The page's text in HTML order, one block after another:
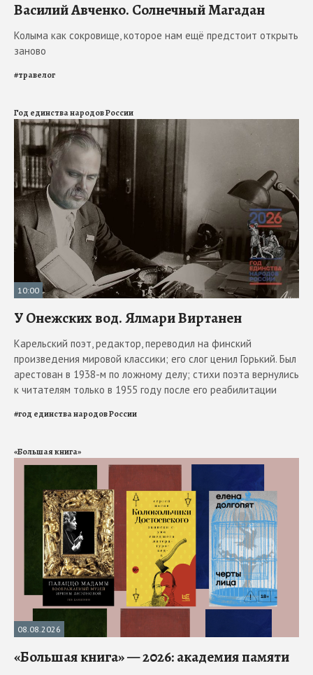
Василий Авченко. Солнечный Магадан
Колыма как сокровище, которое нам ещё предстоит открыть
заново
#травелог
Год единства народов России
10:00
У Онежских вод. Ялмари Виртанен
Карельский поэт, редактор, переводил на финский
произведения мировой классики; его слог ценил Горький. Был
арестован в 1938-м по ложному делу; стихи поэта вернулись
к читателям только в 1955 году после его реабилитации
#год единства народов России
«Большая книга»
08.08.2026
«Большая книга» — 2026: академия памяти